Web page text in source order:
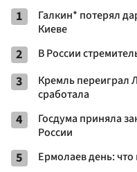
1
Галкин* потерял
Киеве
2 В России
3
Кремль переиграл
сработала
4
Госдума приняла
России
5 Ермолаев день: что